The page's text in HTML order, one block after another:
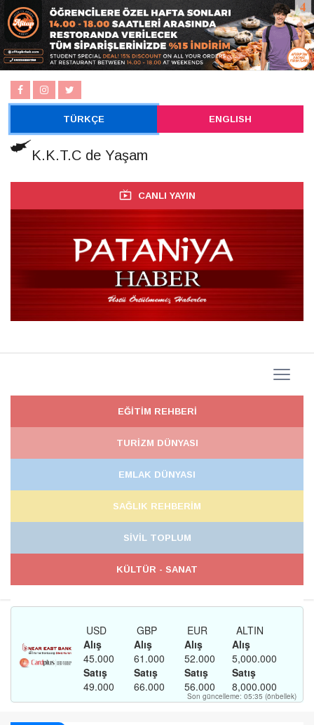
TÜRKÇE ENGLISH
K.K.T.C de Yaşam
CANLI YAYIN
EĞİTİM REHBERİ
TURİZM DÜNYASI
EMLAK DÜNYASI
SAĞLIK REHBERİM
SİVİL TOPLUM
KÜLTÜR - SANAT
Esendağlı:Adıyaman’daki süreç sona erdi, hukuk